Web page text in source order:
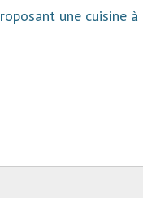
une cuisine